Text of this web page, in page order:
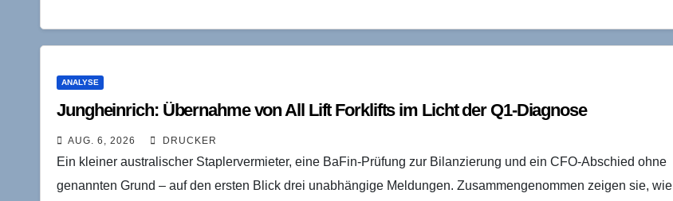
ANALYSE
Jungheinrich: Übernahme von All Lift Forklifts im Licht der Q1-Diagnose
AUG. 6, 2026 DRUCKER
Ein kleiner australischer Staplervermieter, eine BaFin-Prüfung zur Bilanzierung und ein CFO-Abschied ohne
genannten Grund – auf den ersten Blick drei unabhängige Meldungen. Zusammengenommen zeigen sie, wie